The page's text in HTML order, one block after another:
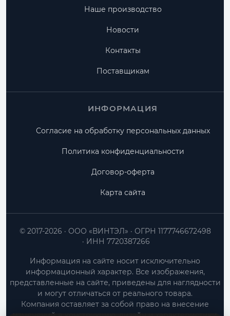
Наше производство
Новости
Контакты
Поставщикам
ИНФОРМАЦИЯ
Согласие на обработку персональных данных
Политика конфиденциальности
Договор-оферта
Карта сайта
ООО «ВИНТЭЛ»
ОГРН 1177746672498
ИНН 7720387266
© 2017-2026
Информация на сайте носит исключительно
информационный характер. Все изображения,
представленные на сайте, приведены для наглядности
и могут отличаться от реального товара.
Компания оставляет за собой право на внесение